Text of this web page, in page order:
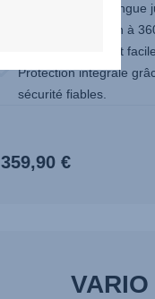
Utilisation extra
Grâce à la rotation à
retirer votre enfant
Protection intégrale
sécurité fiables.
359,90 €